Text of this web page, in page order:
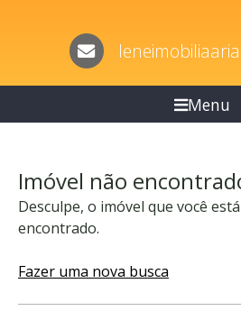
Menu
Imóvel não
Desculpe, o imóvel que você
encontrado.
Fazer uma nova busca